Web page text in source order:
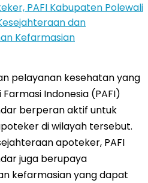
pelayanan kesehatan yang
Indonesia (PAFI)
berperan aktif untuk
di wilayah tersebut.
apoteker, PAFI
juga berupaya
kefarmasian yang dapat